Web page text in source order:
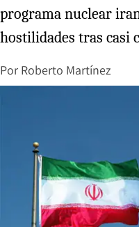
programa nuclear
hostilidades tras casi
Por Roberto Martínez